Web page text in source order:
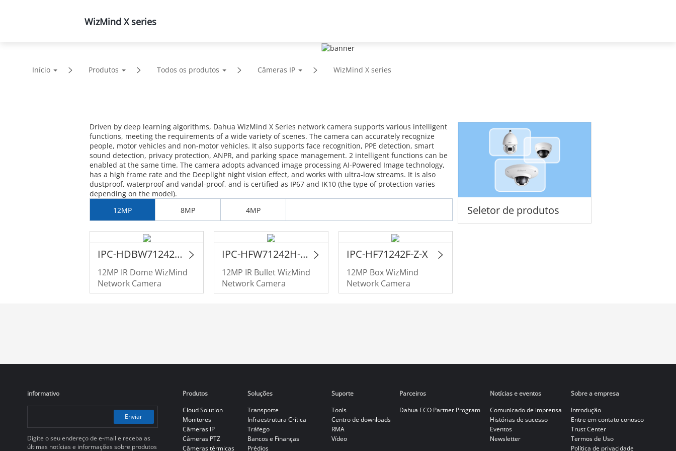
Produtos Soluções
Início Produtos Todos os produtos Câmeras IP WizMind X series
WizMind X series
Seletor de produtos
Driven by deep learning algorithms, Dahua WizMind X Series network camera supports various intelligent
functions, meeting the requirements of a wide variety of scenes. The camera can accurately recognize
people, motor vehicles and non-motor vehicles. It also supports face recognition, PPE detection, smart
sound detection, privacy protection, ANPR, and parking space management. 2 intelligent functions can be
enabled at the same time. The camera adopts advanced image processing AI-Powered Image technology,
has a high frame rate and the Deeplight night vision effect, and works with ultra-low streams. It is also
dustproof, waterproof and vandal-proof, and is certified as IP67 and IK10 (the type of protection varies
depending on the model).
12MP
8MP 4MP
IPC-HDBW71242E1-Z-X
12MP IR Dome WizMind
Network Camera
IPC-HFW71242H-Z-X
12MP IR Bullet WizMind
Network Camera
IPC-HF71242F-Z-X
12MP Box WizMind
Network Camera
informativo
Enviar
Digite o seu endereço de e-mail e receba as
últimas notícias e informações sobre produtos
Produtos
Cloud Solution
Monitores
Câmeras IP
Câmeras PTZ
Câmeras térmicas
Soluções
Transporte
Infraestrutura Crítica
Tráfego
Bancos e Finanças
Prédios
Suporte
Tools
Centro de downloads
RMA
Vídeo
Parceiros
Dahua ECO Partner Program
Notícias e eventos
Comunicado de imprensa
Histórias de sucesso
Eventos
Newsletter
Sobre a empresa
Introdução
Entre em contato conosco
Trust Center
Termos de Uso
Política de privacidade